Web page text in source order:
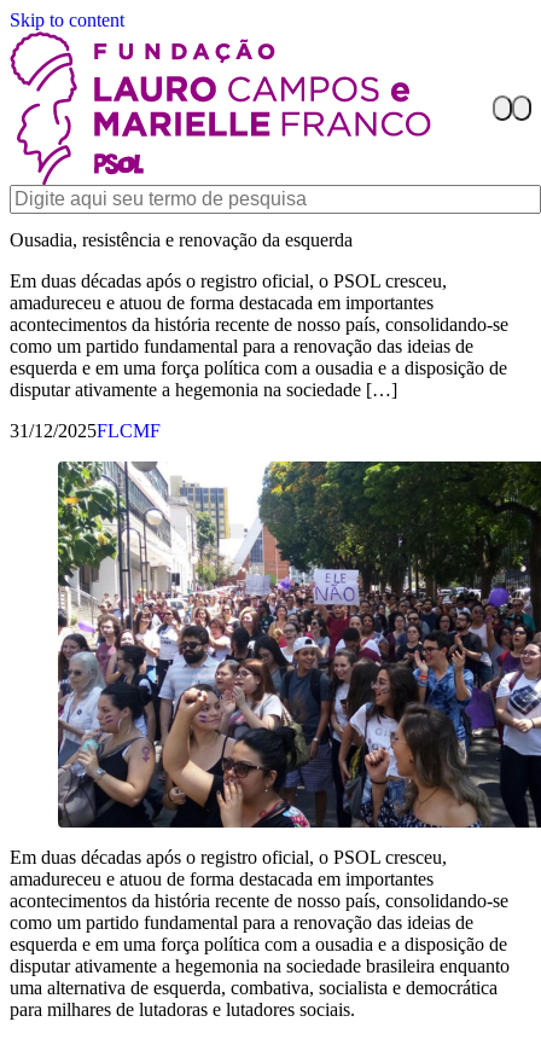
Skip to content
Ousadia, resistência e renovação da esquerda
Em duas décadas após o registro oficial, o PSOL cresceu,
amadureceu e atuou de forma destacada em importantes
acontecimentos da história recente de nosso país, consolidando-se
como um partido fundamental para a renovação das ideias de
esquerda e em uma força política com a ousadia e a disposição de
disputar ativamente a hegemonia na sociedade […]
31/12/2025FLCMF
Em duas décadas após o registro oficial, o PSOL cresceu,
amadureceu e atuou de forma destacada em importantes
acontecimentos da história recente de nosso país, consolidando-se
como um partido fundamental para a renovação das ideias de
esquerda e em uma força política com a ousadia e a disposição de
disputar ativamente a hegemonia na sociedade brasileira enquanto
uma alternativa de esquerda, combativa, socialista e democrática
para milhares de lutadoras e lutadores sociais.